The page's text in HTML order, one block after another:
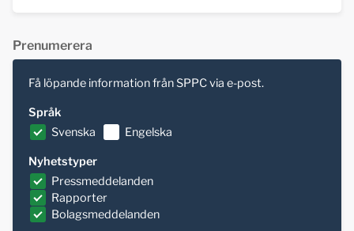
Prenumerera
Få löpande information från SPPC via e-post.
Språk
Svenska
Engelska
Nyhetstyper
Pressmeddelanden
Rapporter
Bolagsmeddelanden